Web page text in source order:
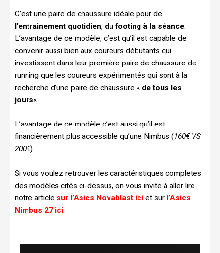
C’est une paire de chaussure idéale pour de
l’entrainement quotidien, du footing à la séance
L’avantage de ce modèle, c’est qu’il est capable de
convenir aussi bien aux coureurs débutants qui
investissent dans leur première paire de chaussure de
running que les coureurs expérimentés qui sont à la
recherche d’une paire de chaussure « de tous les
jours« .
L’avantage de ce modèle c’est aussi qu’il est
financièrement plus accessible qu’une Nimbus (160€ VS
200€).
Si vous voulez retrouver les caractéristiques completes
des modèles cités ci-dessus, on vous invite à aller lire
notre article sur l’Asics Novablast ici et sur l’Asics
Nimbus 27 ici.